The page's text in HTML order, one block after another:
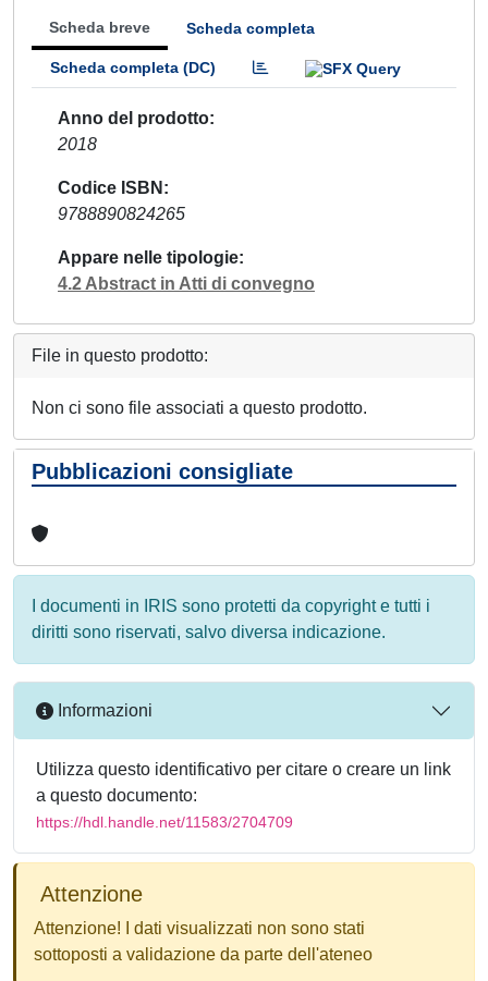
Scheda breve Scheda completa
Scheda completa (DC)
Anno del prodotto
2018
Codice ISBN
9788890824265
Appare nelle tipologie
4.2 Abstract in Atti di convegno
File in questo prodotto:
Non ci sono file associati a questo prodotto.
Pubblicazioni consigliate
I documenti in IRIS sono protetti da copyright e tutti i
diritti sono riservati, salvo diversa indicazione.
Informazioni
Utilizza questo identificativo per citare o creare un link
a questo documento:
https://hdl.handle.net/11583/2704709
Attenzione
Attenzione! I dati visualizzati non sono stati
sottoposti a validazione da parte dell'ateneo